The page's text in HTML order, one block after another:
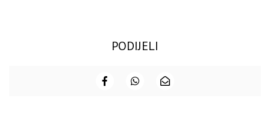
PODIJELI